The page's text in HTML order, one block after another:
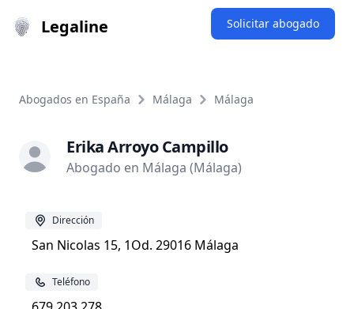
Legaline Solicitar abogado
Abogados en España Málaga Málaga
Erika Arroyo Campillo
Abogado en Málaga (Málaga)
Dirección
San Nicolas 15, 1Od. 29016 Málaga
Teléfono